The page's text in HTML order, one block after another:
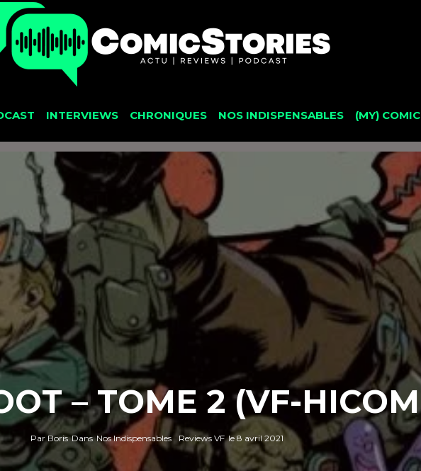
INTERVIEWS CHRONIQUES NOS INDISPENSABLES (MY)
– TOME 2 (VF-
Par Boris DansNos Indispensables Reviews VF le8 avril 2021